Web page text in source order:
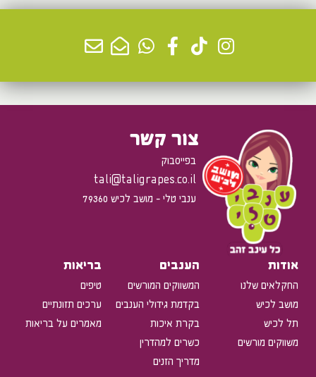
צור קשר
בפייסבוק
tali@taligrapes.co.il
ענבי טלי - מושב לכיש 79360
אודות
החקלאים שלנו
מושב לכיש
תל לכיש
משווקים מורשים
הענבים
המשווקים המורשים
בקדמת גידולי הענבים
בקרת איכות
כשרים למהדרין
מדריך הזנים
בריאות
טיפים
ערכים תזונתיים
מאמרים על בריאות